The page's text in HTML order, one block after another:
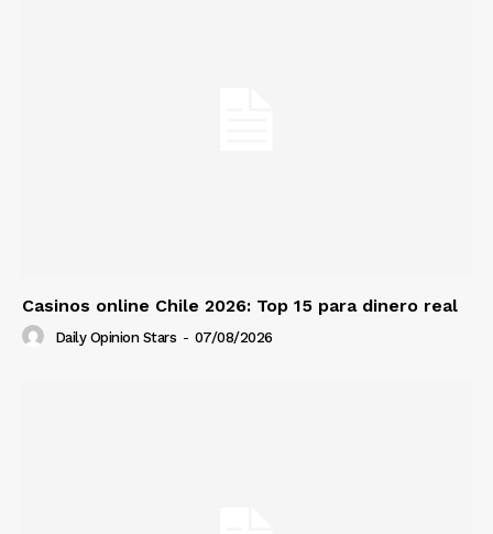
Casinos online Chile 2026: Top 15 para dinero real
Daily Opinion Stars - 07/08/2026